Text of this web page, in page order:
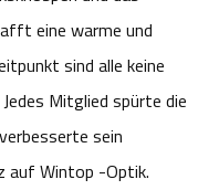
eine warme und
sind alle keine
Mitglied spürte die
sein
auf Wintop -Optik.